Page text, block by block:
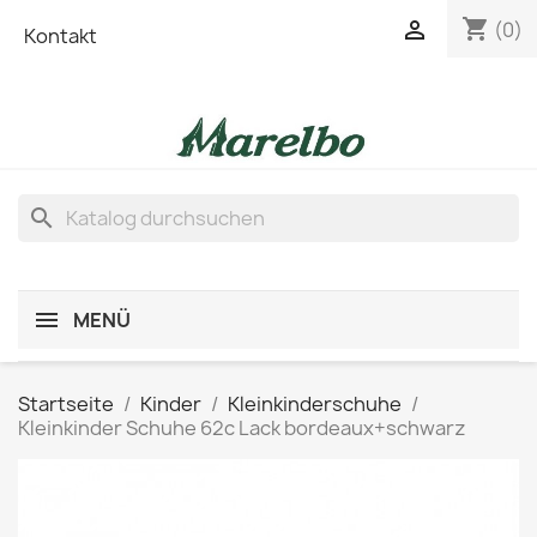
Kontakt shopping_cart (0)

search
MENÜ
Startseite Kinder
Kleinkinderschuhe
Kleinkinder Schuhe 62c Lack bordeaux+schwarz